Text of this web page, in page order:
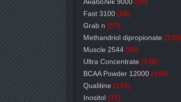
Fast 3100 (69)
Grab n (57)
Methandriol dipropionate (130)
Muscle 2544 (85)
Ultra Concentrate (146)
BCAA Powder 12000 (144)
Qualitine (124)
Inositol (31)